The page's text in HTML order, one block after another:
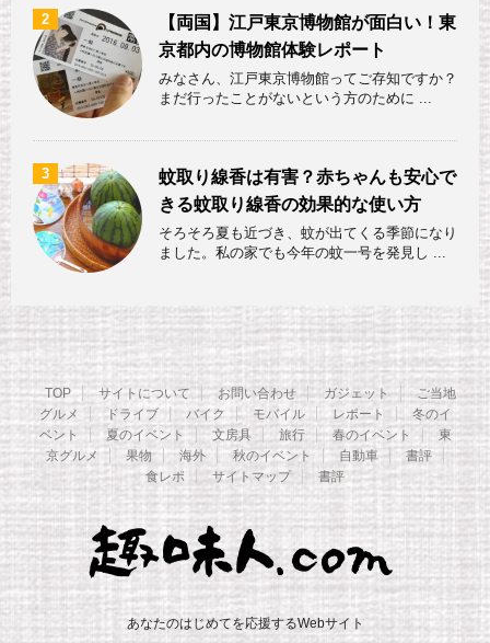
2
【両国】江戸東京博物館が面白い！東
京都内の博物館体験レポート
みなさん、江戸東京博物館ってご存知ですか？
まだ行ったことがないという方のために ...
3
蚊取り線香は有害？赤ちゃんも安心で
きる蚊取り線香の効果的な使い方
そろそろ夏も近づき、蚊が出てくる季節になり
ました。私の家でも今年の蚊一号を発見し ...
TOP サイトについて お問い合わせ ガジェット
ご当地
グルメ
ドライブ バイク モバイル レポート
冬のイ
ベント
夏のイベント 文房具 旅行 春のイベント
東
京グルメ
果物 海外 秋のイベント 自動車
書評
食レポ
サイトマップ 書評
あなたのはじめてを応援するWebサイト